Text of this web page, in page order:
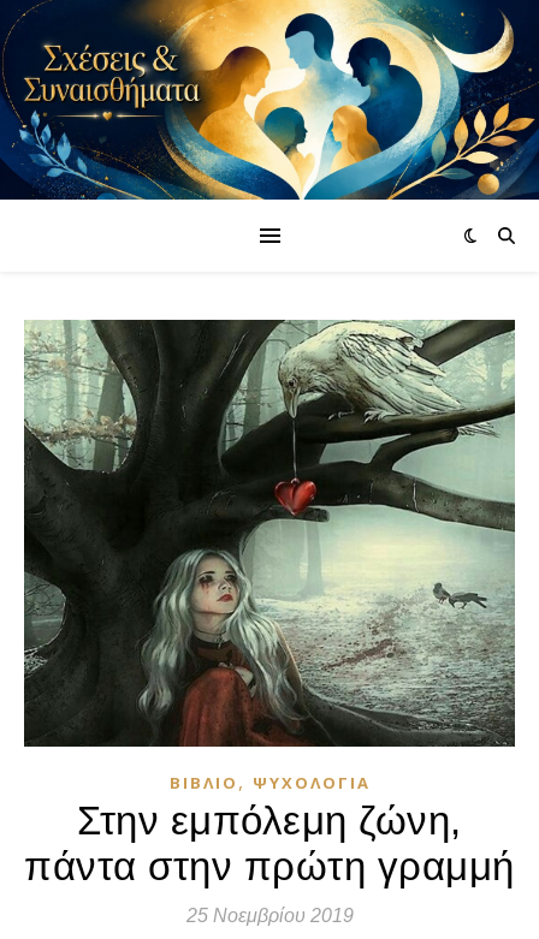
ΒΙΒΛΊΟ , ΨΥΧΟΛΟΓΊΑ
Στην εμπόλεμη ζώνη,
πάντα στην πρώτη γραμμή
25 Νοεμβρίου 2019